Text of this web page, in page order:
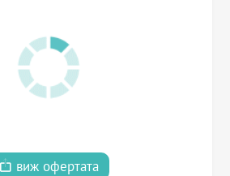
виж офертата